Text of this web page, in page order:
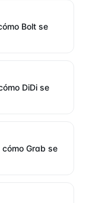
Bolt se
DiDi se
Grab se